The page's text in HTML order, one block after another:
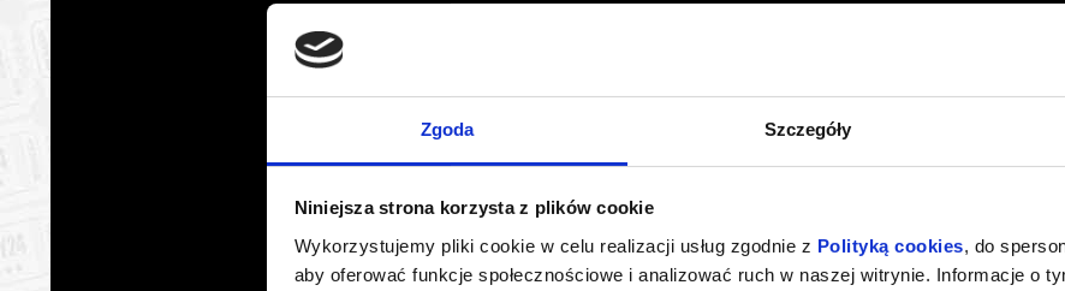
Zgoda Szczegóły
Niniejsza strona korzysta z plików cookie
Wykorzystujemy pliki cookie w celu realizacji usług zgodnie z Polityką cookies, do
aby oferować funkcje społecznościowe i analizować ruch w naszej witrynie. Informacje o